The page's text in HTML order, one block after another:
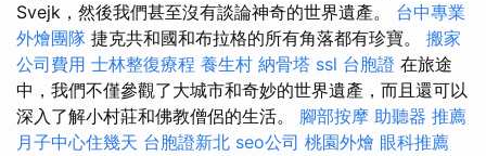
Svejk，然後我們甚至沒有談論神奇的世界遺產。 台中專業
外燴團隊 捷克共和國和布拉格的所有角落都有珍寶。 搬家
公司費用 士林整復療程 養生村 納骨塔 ssl 台胞證 在旅途
中，我們不僅參觀了大城市和奇妙的世界遺產，而且還可以
深入了解小村莊和佛教僧侶的生活。 腳部按摩 助聽器 推薦
月子中心住幾天 台胞證新北 seo公司 桃園外燴 眼科推薦